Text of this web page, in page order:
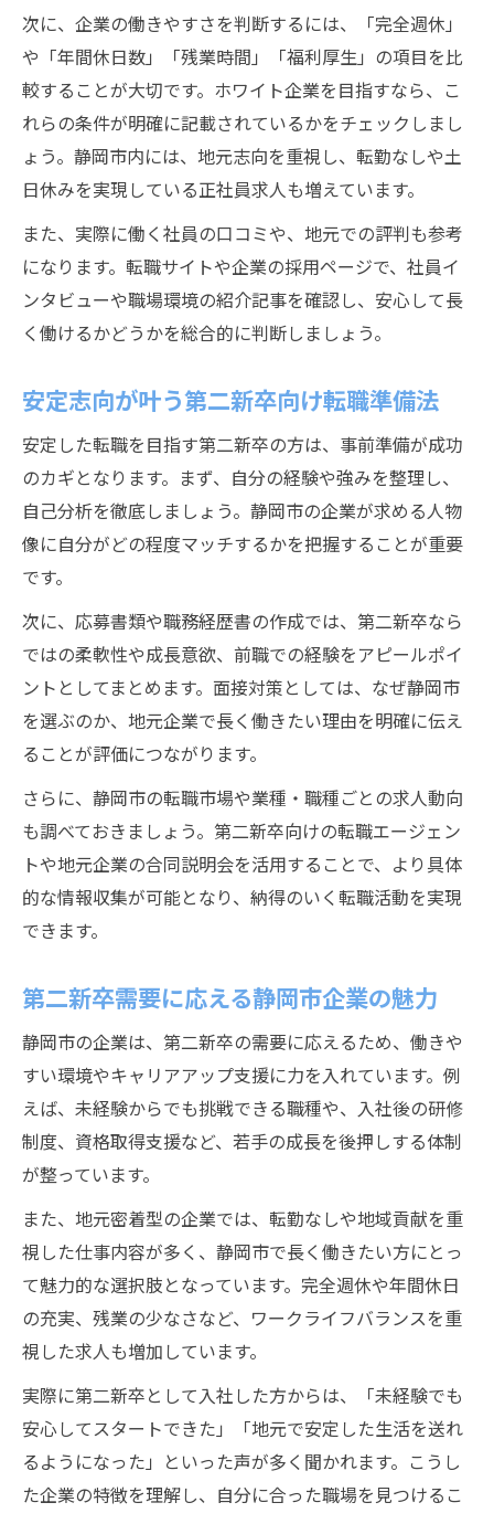
次に、企業の働きやすさを判断するには、「完全週休」
や「年間休日数」「残業時間」「福利厚生」の項目を比
較することが大切です。ホワイト企業を目指すなら、こ
れらの条件が明確に記載されているかをチェックしまし
ょう。静岡市内には、地元志向を重視し、転勤なしや土
日休みを実現している正社員求人も増えています。
また、実際に働く社員の口コミや、地元での評判も参考
になります。転職サイトや企業の採用ページで、社員イ
ンタビューや職場環境の紹介記事を確認し、安心して長
く働けるかどうかを総合的に判断しましょう。
安定志向が叶う第二新卒向け転職準備法
安定した転職を目指す第二新卒の方は、事前準備が成功
のカギとなります。まず、自分の経験や強みを整理し、
自己分析を徹底しましょう。静岡市の企業が求める人物
像に自分がどの程度マッチするかを把握することが重要
です。
次に、応募書類や職務経歴書の作成では、第二新卒なら
ではの柔軟性や成長意欲、前職での経験をアピールポイ
ントとしてまとめます。面接対策としては、なぜ静岡市
を選ぶのか、地元企業で長く働きたい理由を明確に伝え
ることが評価につながります。
さらに、静岡市の転職市場や業種・職種ごとの求人動向
も調べておきましょう。第二新卒向けの転職エージェン
トや地元企業の合同説明会を活用することで、より具体
的な情報収集が可能となり、納得のいく転職活動を実現
できます。
第二新卒需要に応える静岡市企業の魅力
静岡市の企業は、第二新卒の需要に応えるため、働きや
すい環境やキャリアアップ支援に力を入れています。例
えば、未経験からでも挑戦できる職種や、入社後の研修
制度、資格取得支援など、若手の成長を後押しする体制
が整っています。
また、地元密着型の企業では、転勤なしや地域貢献を重
視した仕事内容が多く、静岡市で長く働きたい方にとっ
て魅力的な選択肢となっています。完全週休や年間休日
の充実、残業の少なさなど、ワークライフバランスを重
視した求人も増加しています。
実際に第二新卒として入社した方からは、「未経験でも
安心してスタートできた」「地元で安定した生活を送れ
るようになった」といった声が多く聞かれます。こうし
た企業の特徴を理解し、自分に合った職場を見つけるこ